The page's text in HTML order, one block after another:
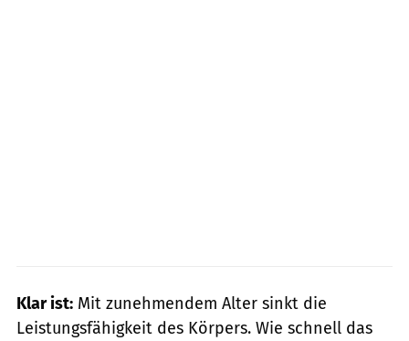
Klar ist: Mit zunehmendem Alter sinkt die
Leistungsfähigkeit des Körpers. Wie schnell das